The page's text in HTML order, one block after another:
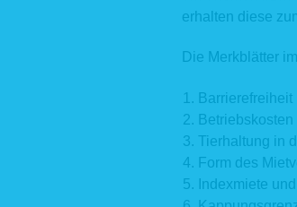
erhalten diese
Die Merkblätter
Barrierefreiheit
Betriebskosten
Tierhaltung in
Form des
Indexmiete